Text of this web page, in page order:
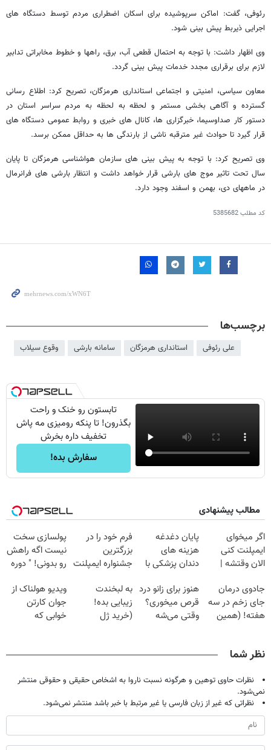
رئوفی، گفت: اماکن سرپوشیده برای اسکان اضطراری مردم توسط دستگاه های
اجرایی ذیربط پیش بینی شود.
وی اظهار داشت: با توجه به احتمال قطعی آب، برق، راهها و خطوط مخابراتی تدابیر
لازم برای برقراری مجدد خدمات پیش بینی گردد.
معاون سیاسی، امنیتی و اجتماعی استانداری هرمزگان، تصریح کرد: اطلاع رسانی
گسترده و آگاهی بخشی مستمر و لحظه به لحظه به مردم سراسر استان در
دستور کار صداوسیما، خبرگزاری ها، کانال های خبری و روابط عمومی دستگاه های
قرار گیرد تا حوادث غیر مترقبه ناشی از بارندگی ها به حداقل ممکن برسد.
وی تصریح کرد: با توجه به پیش بینی های سازمان هواشناسی هرمزگان تا پایان
سال تحت تاثیر موج های بارشی قرار خواهد داشت و انتظار بارشی های فرانرمال
در ماههای دی، بهمن و اسفند وجود دارد.
کد مطلب5385682
برچسب‌ها
علی رئوفی استانداری هرمزگان سامانه بارشی وقوع سیلاب
تابستون رو خنک و راحت
بگذرون! تا پنکه رومیزی مه پاش
تخفیف داره بخرش
سفارش بده!
مطالب پیشنهادی
اگر میخوای
ایمپلنت کنی
الان وقتشه |
میلیون تومان!!!
پایان دغدغه
هزینه های
دندان پزشکی با
خانگی
فرم خود را در
بزرگترین
جشنواره ایمپلنت
فقط ۲۵ میلیون
پولسازی سخت
نیست اگه راهش
رو بدونی! " دوره
جادوی درمان
جای زخم در سه
هفته! (همین
هنوز برای زانو درد
قرص میخوری؟
وقتی می‌شه
به لبخندت
زیبایی بده!
(خرید ژل
با40%تخفیف)
ویدیو هولناک از
جوان کارتن
خوابی که
نظر شما
نظرات حاوی توهین و هرگونه نسبت ناروا به اشخاص حقیقی و حقوقی منتشر
نمی‌شود.
نظراتی که غیر از زبان فارسی یا غیر مرتبط با خبر باشد منتشر نمی‌شود.